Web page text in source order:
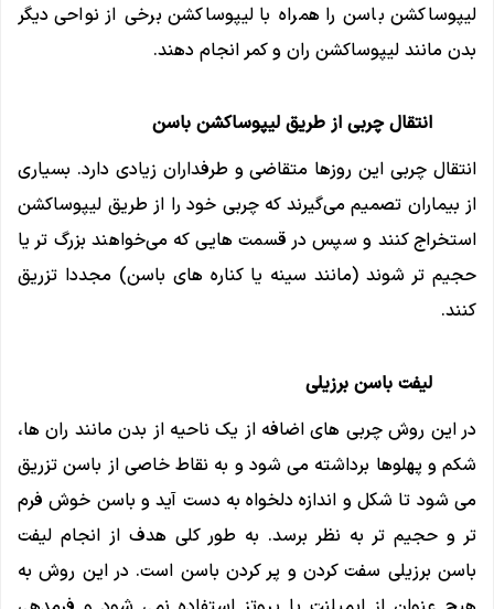
لیپوساکشن باسن را همراه با لیپوساکشن برخی از نواحی دیگر
بدن مانند لیپوساکشن ران و کمر انجام دهند.
انتقال چربی از طریق لیپوساکشن باسن
انتقال چربی این روزها متقاضی و طرفداران زیادی دارد. بسیاری
از بیماران تصمیم می‌گیرند که چربی خود را از طریق لیپوساکشن
استخراج کنند و سپس در قسمت ‌هایی که می‌خواهند بزرگ ‌تر یا
حجیم تر شوند (مانند سینه یا کناره های باسن) مجددا تزریق
کنند.
لیفت باسن برزیلی
در این روش چربی های اضافه از یک ناحیه از بدن مانند ران ها،
شکم و پهلوها برداشته می شود و به نقاط خاصی از باسن تزریق
می شود تا شکل و اندازه دلخواه به دست آید و باسن خوش فرم
تر و حجیم تر به نظر برسد. به طور کلی هدف از انجام لیفت
باسن برزیلی سفت کردن و پر کردن باسن است. در این روش به